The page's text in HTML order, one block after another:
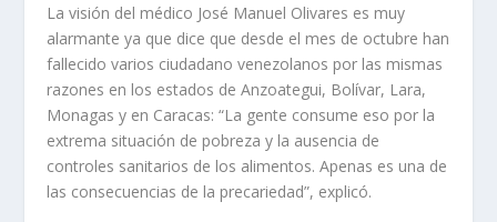
La visión del médico José Manuel Olivares es muy
alarmante ya que dice que desde el mes de octubre han
fallecido varios ciudadano venezolanos por las mismas
razones en los estados de Anzoategui, Bolívar, Lara,
Monagas y en Caracas: “La gente consume eso por la
extrema situación de pobreza y la ausencia de
controles sanitarios de los alimentos. Apenas es una de
las consecuencias de la precariedad”, explicó.